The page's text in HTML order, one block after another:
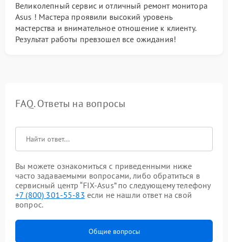
Великолепный сервис и отличный ремонт монитора
Asus ! Мастера проявили высокий уровень
мастерства и внимательное отношение к клиенту.
Результат работы превзошел все ожидания!
FAQ. Ответы на вопросы
Вы можете ознакомиться с приведенными ниже
часто задаваемыми вопросами, либо обратиться в
сервисный центр “FIX-Asus” по следующему телефону
+7 (800) 301-55-83 если не нашли ответ на свой
вопрос.
Общие вопросы